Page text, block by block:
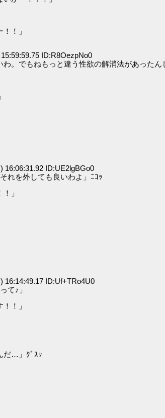
！」
ID:R8OezpNo0
。でもねもっと違う性欲の解消法があったん
16:06:31.92 ID:UE2lgBGo0
れを外しても良いわよ」ﾆｺｯ
」
16:14:49.17 ID:Uf+TRo4U0
て♪」
！」
だ…」ｸﾞｽｯ